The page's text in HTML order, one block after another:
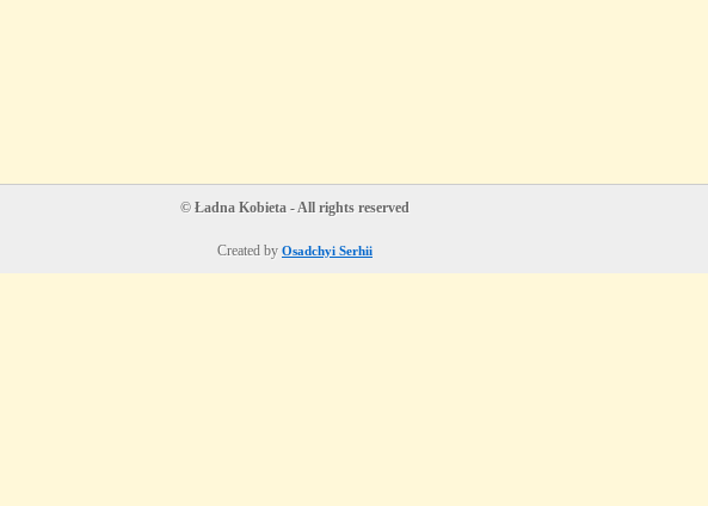
© Ładna Kobieta - All rights reserved
Created by Osadchyi Serhii